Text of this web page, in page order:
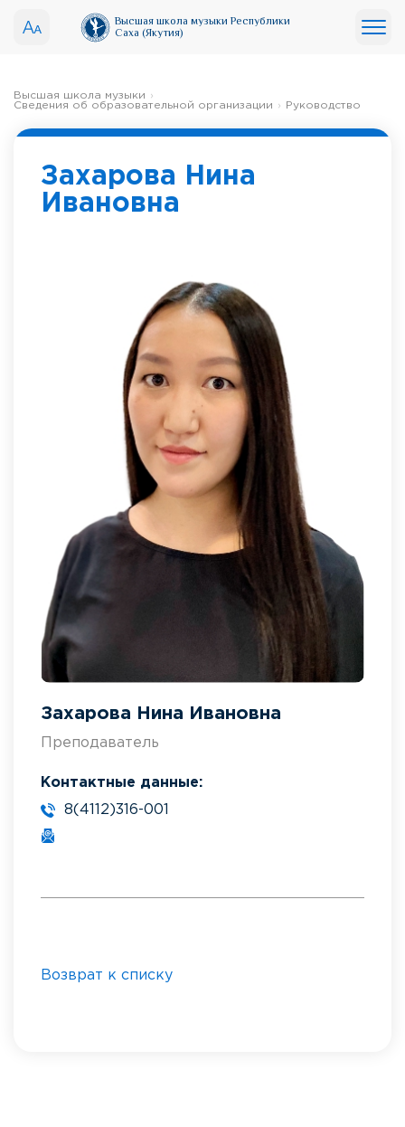
Высшая школа музыки Республики
Саха (Якутия)
Высшая школа музыки
Сведения об образовательной организации
Руководство
Захарова Нина
Ивановна
Захарова Нина Ивановна
Преподаватель
Контактные данные:
8(4112)316-001
Возврат к списку